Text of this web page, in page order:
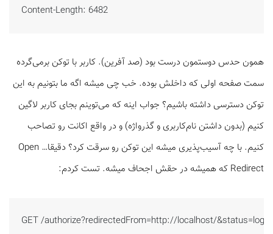
Content-Length: 6482
همون حدس دوستمون درست بود (صد آفرین). کاربر با توکن برمی‌گرده
سمت صفحه اولی که داخلش بوده. خب چی میشه اگه ما بتونیم به این
توکن دسترسی داشته باشیم؟ جواب اینه که می‌توینم بجای کاربر لاگین
کنیم (بدون داشتن نام‌کاربری و گذرواژه) و در واقع اکانت رو تصاحب
کنیم. با چه آسیب‌پذیری میشه این توکن رو سرقت کرد؟ دقیقا… Open
Redirect که همیشه در حقش اجحاف میشه. تست کردم:
GET /authorize?redirectedFrom=http://localhost/